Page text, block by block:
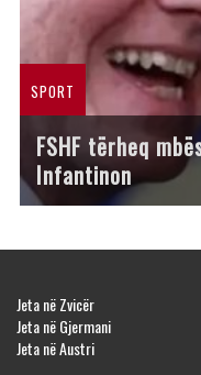
SPORT
FSHF tërheq
Infantinon
Jeta në Zvicër
Jeta në Gjermani
Jeta në Austri